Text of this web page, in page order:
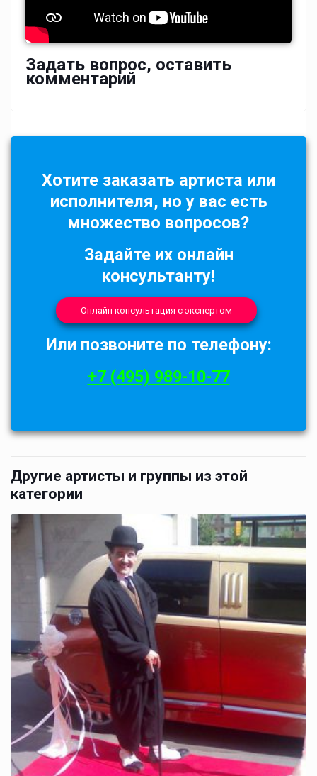
Задать вопрос, оставить
комментарий
Хотите заказать артиста или
исполнителя, но у вас есть
множество вопросов?
Задайте их онлайн
консультанту!
Онлайн консультация с экспертом
Или позвоните по телефону:
+7 (495) 989-10-77
Другие артисты и группы из этой
категории